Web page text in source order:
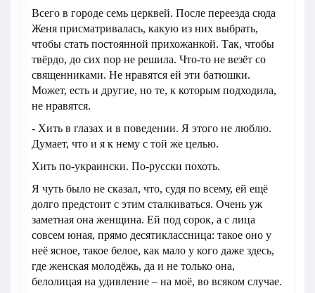
Всего в городе семь церквей. После переезда сюда
Женя присматривалась, какую из них выбрать,
чтобы стать постоянной прихожанкой. Так, чтобы
твёрдо, до сих пор не решила. Что-то не везёт со
священниками. Не нравятся ей эти батюшки.
Может, есть и другие, но те, к которым подходила,
не нравятся.
- Хить в глазах и в поведении. Я этого не люблю.
Думает, что и я к нему с той же целью.
Хить по-украински. По-русски похоть.
Я чуть было не сказал, что, судя по всему, ей ещё
долго предстоит с этим сталкиваться. Очень уж
заметная она женщина. Ей под сорок, а с лица
совсем юная, прямо десятиклассница: такое оно у
неё ясное, такое белое, как мало у кого даже здесь,
где женская молодёжь, да и не только она,
белолицая на удивление – на моё, во всяком случае.